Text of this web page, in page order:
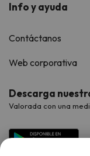
Info y ayuda
Contáctanos
Web corporativa
Descarga
Valorada con una